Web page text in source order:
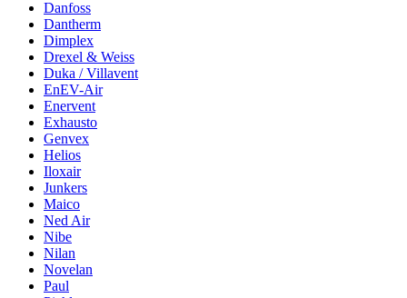
Danfoss
Dantherm
Dimplex
Drexel & Weiss
Duka / Villavent
EnEV-Air
Enervent
Exhausto
Genvex
Helios
Iloxair
Junkers
Maico
Ned Air
Nibe
Nilan
Novelan
Paul